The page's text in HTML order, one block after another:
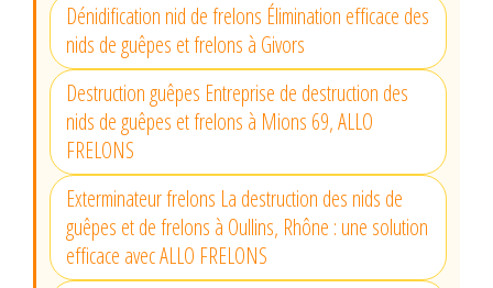
Dénidification nid de frelons Élimination efficace des
nids de guêpes et frelons à Givors
Destruction guêpes Entreprise de destruction des
nids de guêpes et frelons à Mions 69, ALLO
FRELONS
Exterminateur frelons La destruction des nids de
guêpes et de frelons à Oullins, Rhône : une solution
efficace avec ALLO FRELONS